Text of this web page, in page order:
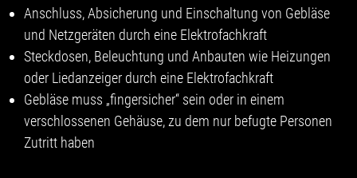
Anschluss, Absicherung und Einschaltung von Gebläse
und Netzgeräten durch eine Elektrofachkraft
Steckdosen, Beleuchtung und Anbauten wie Heizungen
oder Liedanzeiger durch eine Elektrofachkraft
Gebläse muss „fingersicher“ sein oder in einem
verschlossenen Gehäuse, zu dem nur befugte Personen
Zutritt haben